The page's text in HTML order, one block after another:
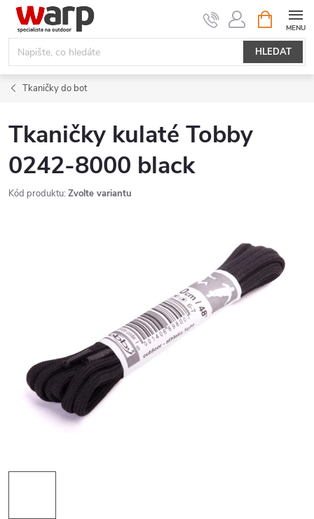
Přejít
obsah
HLEDAT
NÁKUPNÍ
KOŠÍK
Tkaničky do bot
Tkaničky kulaté Tobby
0242-8000 black
Kód produktu: Zvolte variantu